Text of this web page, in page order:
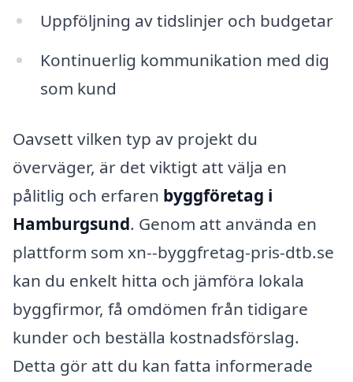
Uppföljning av tidslinjer och budgetar
Kontinuerlig kommunikation med dig
som kund
Oavsett vilken typ av projekt du
överväger, är det viktigt att välja en
pålitlig och erfaren byggföretag i
Hamburgsund. Genom att använda en
plattform som xn--byggfretag-pris-dtb.se
kan du enkelt hitta och jämföra lokala
byggfirmor, få omdömen från tidigare
kunder och beställa kostnadsförslag.
Detta gör att du kan fatta informerade